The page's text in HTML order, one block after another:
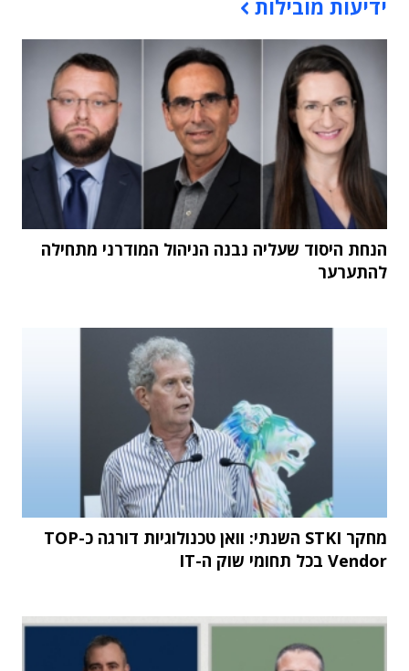
ידיעות מובילות
הנחת היסוד שעליה נבנה הניהול המודרני מתחילה
להתערער
מחקר STKI השנתי: וואן טכנולוגיות דורגה כ-TOP
Vendor בכל תחומי שוק ה-IT